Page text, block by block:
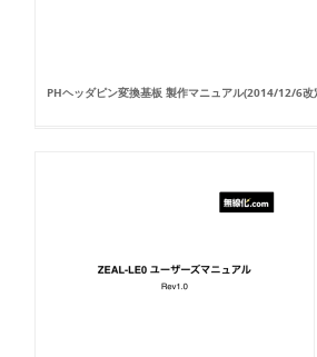
PHヘッダピン変換基板 製作マニュアル(2014/12/6改